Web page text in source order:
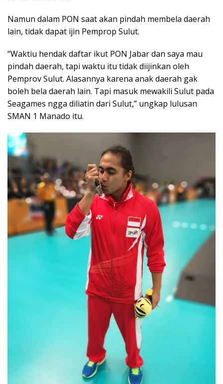
Namun dalam PON saat akan pindah membela daerah
lain, tidak dapat ijin Pemprop Sulut.
“Waktiu hendak daftar ikut PON Jabar dan saya mau
pindah daerah, tapi waktu itu tidak diijinkan oleh
Pemprov Sulut. Alasannya karena anak daerah gak
boleh bela daerah lain. Tapi masuk mewakili Sulut pada
Seagames ngga diliatin dari Sulut,” ungkap lulusan
SMAN 1 Manado itu.